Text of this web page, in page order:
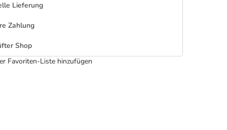
Lieferung
Zahlung
Shop
Favoriten-Liste hinzufügen